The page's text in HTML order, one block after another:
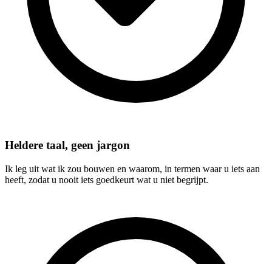
Heldere taal, geen jargon
Ik leg uit wat ik zou bouwen en waarom, in termen waar u iets aan
heeft, zodat u nooit iets goedkeurt wat u niet begrijpt.